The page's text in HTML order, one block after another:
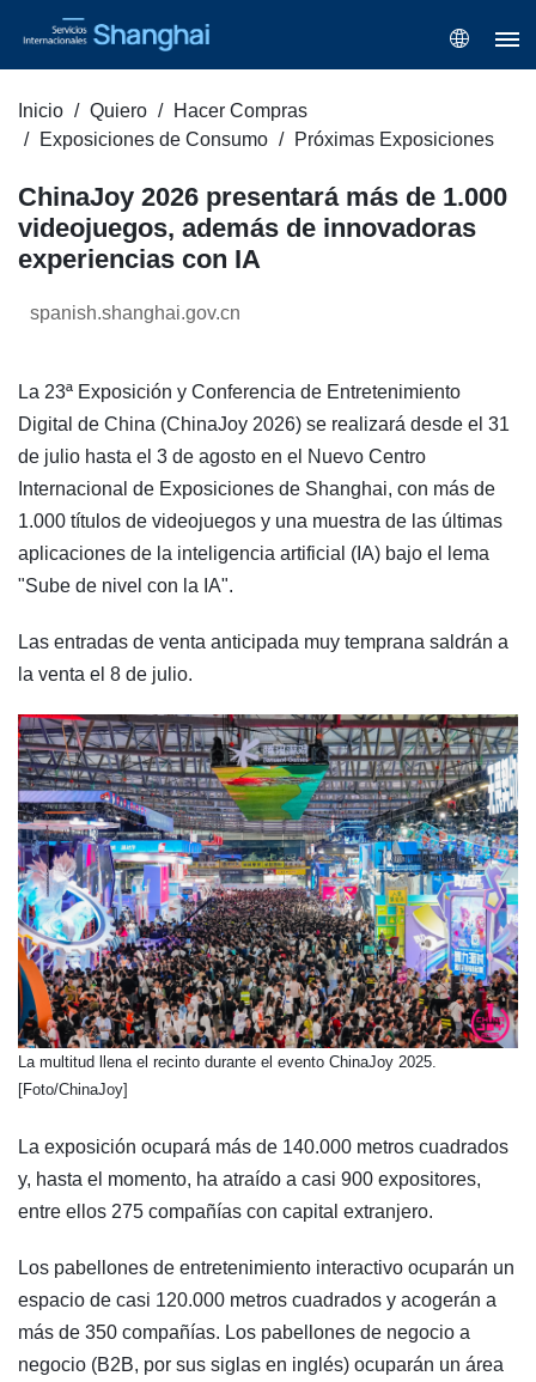
Inicio Quiero
Hacer Compras
Exposiciones de Consumo
Próximas Exposiciones
ChinaJoy 2026 presentará más de 1.000
videojuegos, además de innovadoras
experiencias con IA
spanish.shanghai.gov.cn
La 23ª Exposición y Conferencia de Entretenimiento
Digital de China (ChinaJoy 2026) se realizará desde el 31
de julio hasta el 3 de agosto en el Nuevo Centro
Internacional de Exposiciones de Shanghai, con más de
1.000 títulos de videojuegos y una muestra de las últimas
aplicaciones de la inteligencia artificial (IA) bajo el lema
"Sube de nivel con la IA".
Las entradas de venta anticipada muy temprana saldrán a
la venta el 8 de julio.
​La multitud llena el recinto durante el evento ChinaJoy 2025.
[Foto/ChinaJoy]
La exposición ocupará más de 140.000 metros cuadrados
y, hasta el momento, ha atraído a casi 900 expositores,
entre ellos 275 compañías con capital extranjero.
Los pabellones de entretenimiento interactivo ocuparán un
espacio de casi 120.000 metros cuadrados y acogerán a
más de 350 compañías. Los pabellones de negocio a
negocio (B2B, por sus siglas en inglés) ocuparán un área